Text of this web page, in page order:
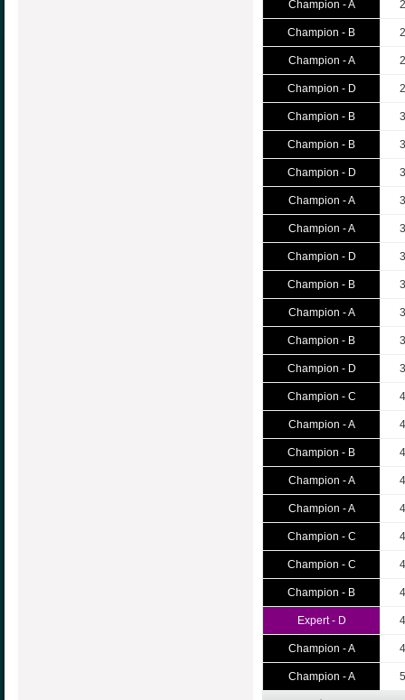
Champion - A
Champion - B
Champion - A
Champion - D
Champion - B
Champion - B
Champion - D
Champion - A
Champion - A
Champion - D
Champion - B
Champion - A
Champion - B
Champion - D
Champion - C
Champion - A
Champion - B
Champion - A
Champion - A
Champion - C
Champion - C
Champion - B
Expert - D
Champion - A
Champion - A